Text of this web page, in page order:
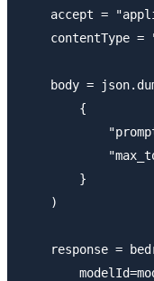
accept =
contentType =
body =
        {
        }
    )
response =